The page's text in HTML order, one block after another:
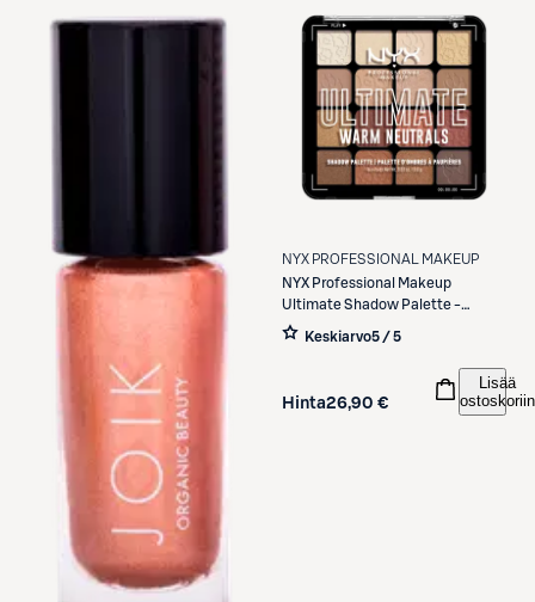
NYX PROFESSIONAL MAKEUP
NYX Professional Makeup
Ultimate Shadow Palette -
luomiväripaletti 05W Warm
Neutrals 13,28 g
Keskiarvo5 / 5
Hinta26,90 €
Lisää
ostoskoriin